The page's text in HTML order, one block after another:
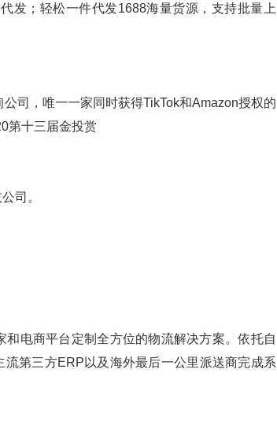
发；轻松一件代发1688海量货源，支持批量上
司，唯一一家同时获得TikTok和Amazon授权的
第十三届金投赏
司。
电商平台定制全方位的物流解决方案。依托自
第三方ERP以及海外最后一公里派送商完成系